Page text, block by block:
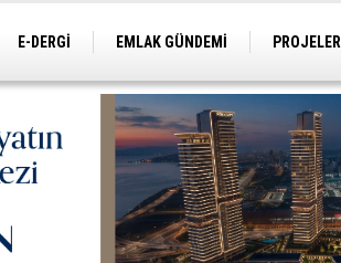
E-DERGİ EMLAK GÜNDEMİ PROJELER